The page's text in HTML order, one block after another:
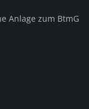
Anlage zum BtmG